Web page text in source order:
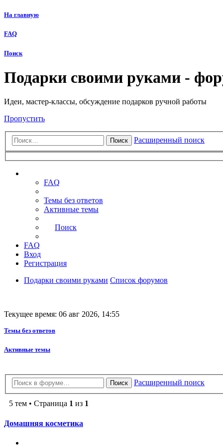
На главную
FAQ
Поиск
Подарки своими руками -
Идеи, мастер-классы, обсуждение подарков ручной работы
Пропустить
Поиск Расширенный поиск
FAQ
Темы без ответов
Активные темы
Поиск
FAQ
Вход
Регистрация
Подарки своими руками Список форумов
Текущее время: 06 авг 2026, 14:55
Темы без ответов
Активные темы
Поиск Расширенный поиск
5 тем • Страница 1 из 1
Домашняя косметика